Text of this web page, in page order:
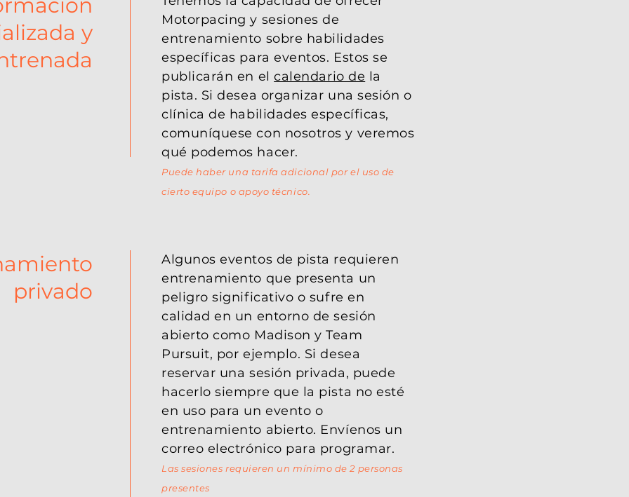
y
Motorpacing y sesiones de
entrenamiento sobre habilidades
específicas para eventos. Estos se
publicarán en elcalendario de la
pista. Si desea organizar una sesión o
clínica de habilidades específicas,
comuníquese con nosotros y veremos
qué podemos hacer.
Puede haber una tarifa adicional por el uso de
cierto equipo o apoyo técnico.
privado
Algunos eventos de pista requieren
entrenamiento que presenta un
peligro significativo o sufre en
calidad en un entorno de sesión
abierto como Madison y Team
Pursuit, por ejemplo. Si desea
reservar una sesión privada, puede
hacerlo siempre que la pista no esté
en uso para un evento o
entrenamiento abierto. Envíenos un
correo electrónico para programar.
Las sesiones requieren un mínimo de 2 personas
presentes